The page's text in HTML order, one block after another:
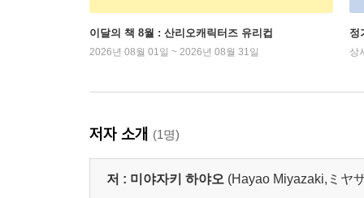
이달의 책 8월 : 산리오캐릭터즈 유리컵
2026년 08월 01일 ~ 2026년 08월 31일
정
상
저자 소개 (1명)
저 : 미야자키 하야오 (Hayao Miyazaki,ミヤ